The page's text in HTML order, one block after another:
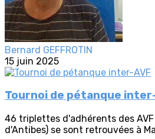
Bernard GEFFROTIN
15 juin 2025
Tournoi de pétanque
46 triplettes d'adhérents des
d'Antibes) se sont retrouvées à